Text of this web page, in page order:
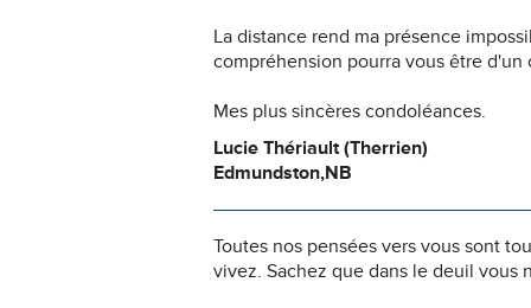
La distance rend ma présence
compréhension pourra vous être d'un
Mes plus sincères condoléances.
Lucie Thériault (Therrien)
Edmundston,NB
Toutes nos pensées vers vous sont
vivez. Sachez que dans le deuil vous